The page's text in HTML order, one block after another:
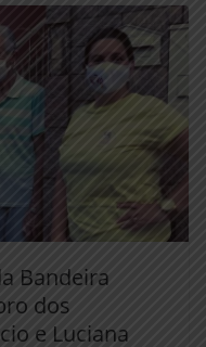
Bandeira
dos
e Luciana